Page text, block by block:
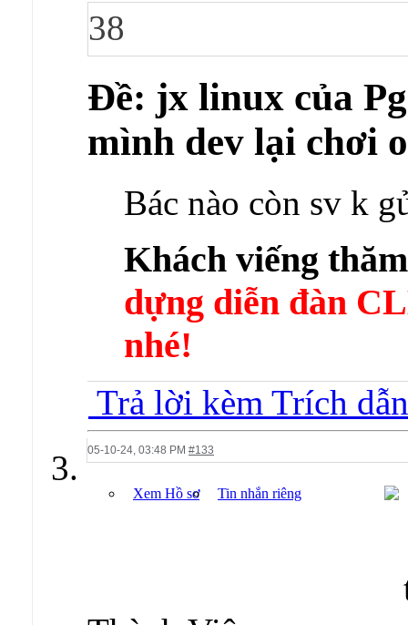
38
Ðề: jx linux của
mình dev lại chơi
Bác nào còn sv k
Khách viếng
dựng diễn đàn
nhé!
Trả lời kèm Trích dẫn
05-10-24, 03:48 PM #133
Xem Hồ sơ Tin nhắn riêng